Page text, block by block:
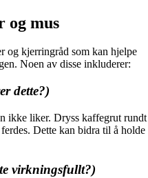
mus
og kjerringråd som kan hjelpe
Noen av disse inkluderer:
dette?)
ikke liker. Dryss kaffegrut rundt
Dette kan bidra til å holde
virkningsfullt?)